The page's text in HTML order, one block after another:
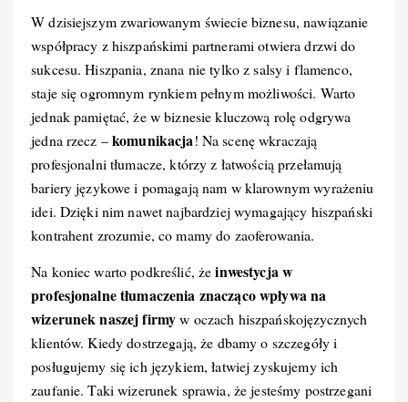
W dzisiejszym zwariowanym świecie biznesu, nawiązanie
współpracy z hiszpańskimi partnerami otwiera drzwi do
sukcesu. Hiszpania, znana nie tylko z salsy i flamenco,
staje się ogromnym rynkiem pełnym możliwości. Warto
jednak pamiętać, że w biznesie kluczową rolę odgrywa
jedna rzecz –komunikacja! Na scenę wkraczają
profesjonalni tłumacze, którzy z łatwością przełamują
bariery językowe i pomagają nam w klarownym wyrażeniu
idei. Dzięki nim nawet najbardziej wymagający hiszpański
kontrahent zrozumie, co mamy do zaoferowania.
Na koniec warto podkreślić, żeinwestycja w
profesjonalne tłumaczenia znacząco wpływa na
wizerunek naszej firmyw oczach hiszpańskojęzycznych
klientów. Kiedy dostrzegają, że dbamy o szczegóły i
posługujemy się ich językiem, łatwiej zyskujemy ich
zaufanie. Taki wizerunek sprawia, że jesteśmy postrzegani